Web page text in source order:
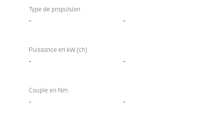
Motopropulseur
Total
xDrive20i
Type de propulsion
- -
Puissance en kW (ch)
- -
Couple en Nm
- -